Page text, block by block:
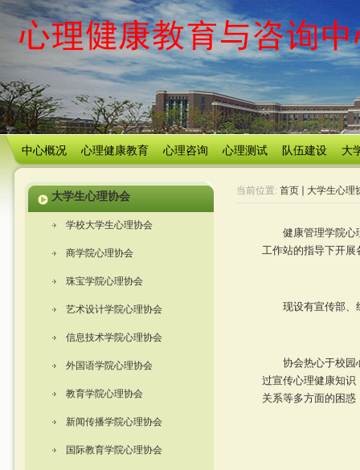
中心概况 心理健康教育 心理咨询 心理测试 队伍建设 大
大学生心理协会
学校大学生心理协会
商学院心理协会
珠宝学院心理协会
艺术设计学院心理协会
信息技术学院心理协会
外国语学院心理协会
教育学院心理协会
新闻传播学院心理协会
国际教育学院心理协会
当前位置: 首页 大学生心理
健康管理学院心
工作站的指导下开展
现设有宣传部、
协会热心于校园
过宣传心理健康知识
关系等多方面的困惑